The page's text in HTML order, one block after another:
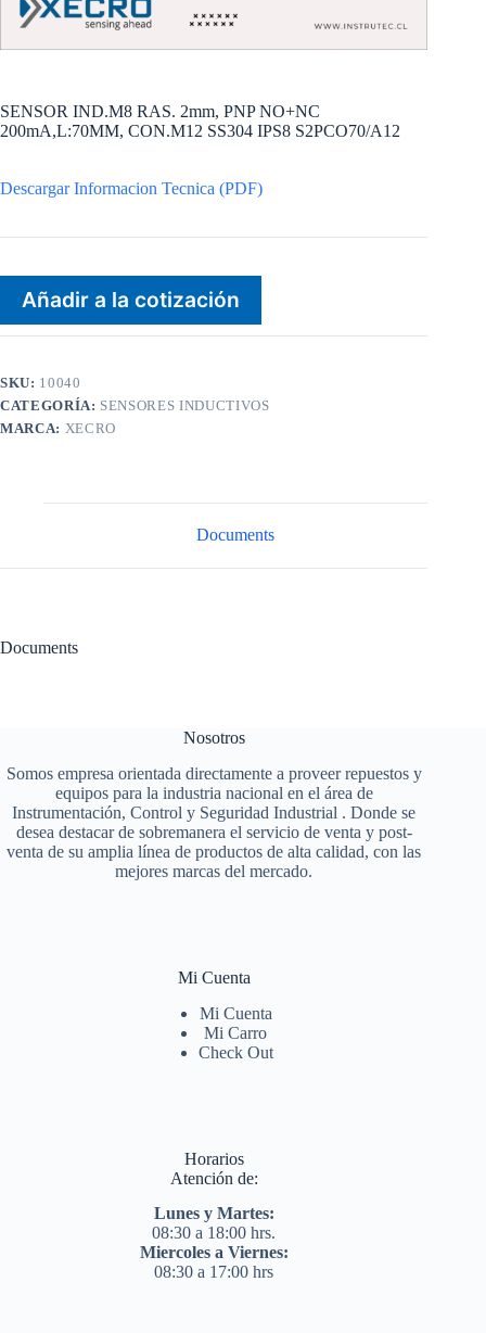
SENSOR IND.M8 RAS. 2mm, PNP NO+NC
200mA,L:70MM, CON.M12 SS304 IPS8 S2PCO70/A12
Descargar Informacion Tecnica (PDF)
Añadir a la cotización
SKU: 10040
CATEGORÍA: SENSORES INDUCTIVOS
MARCA: XECRO
Documents
Documents
Nosotros
Somos empresa orientada directamente a proveer repuestos y
equipos para la industria nacional en el área de
Instrumentación, Control y Seguridad Industrial . Donde se
desea destacar de sobremanera el servicio de venta y post-
venta de su amplia línea de productos de alta calidad, con las
mejores marcas del mercado.
Mi Cuenta
Mi Cuenta
Mi Carro
Check Out
Horarios
Atención de:
Lunes y Martes:
08:30 a 18:00 hrs.
Miercoles a Viernes:
08:30 a 17:00 hrs